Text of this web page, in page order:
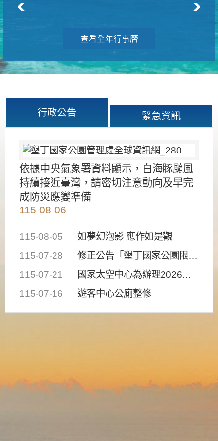
查看全年行事曆
行政公告 緊急資訊
依據中央氣象署資料顯示，白海豚颱風
持續接近臺灣，請密切注意動向及早完
成防災應變準備
115-08-06
115-08-05
如夢幻泡影 應作如是觀
115-07-28
修正公告「墾丁國家公園限制水域遊憩活動之種類、範圍、時間及行為」，自即日生效。
115-07-21
國家太空中心為辦理2026台灣盃火箭競賽，陸、海、空域警戒及協調相關事宜，因颱風備案事宜
115-07-16
遊客中心公廁整修